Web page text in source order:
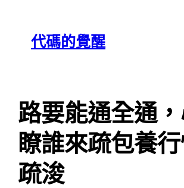
content代碼的覺醒
路要能通全通
瞭誰來疏包養
疏浚